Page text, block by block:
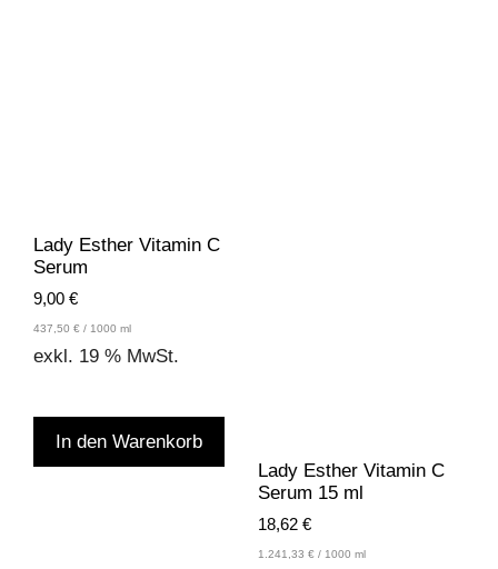
Lady Esther Vitamin C
Serum
9,00 €
437,50 € / 1000 ml
exkl. 19 % MwSt.
In den Warenkorb
Lady Esther Vitamin C
Serum 15 ml
18,62 €
1.241,33 €/ 1000 ml